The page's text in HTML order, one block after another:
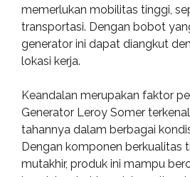
memerlukan mobilitas tinggi,
transportasi. Dengan bobot
generator ini dapat diangkut
lokasi kerja.
Keandalan merupakan faktor
Generator Leroy Somer
tahannya dalam berbagai
Dengan komponen berkualitas
mutakhir, produk ini mampu